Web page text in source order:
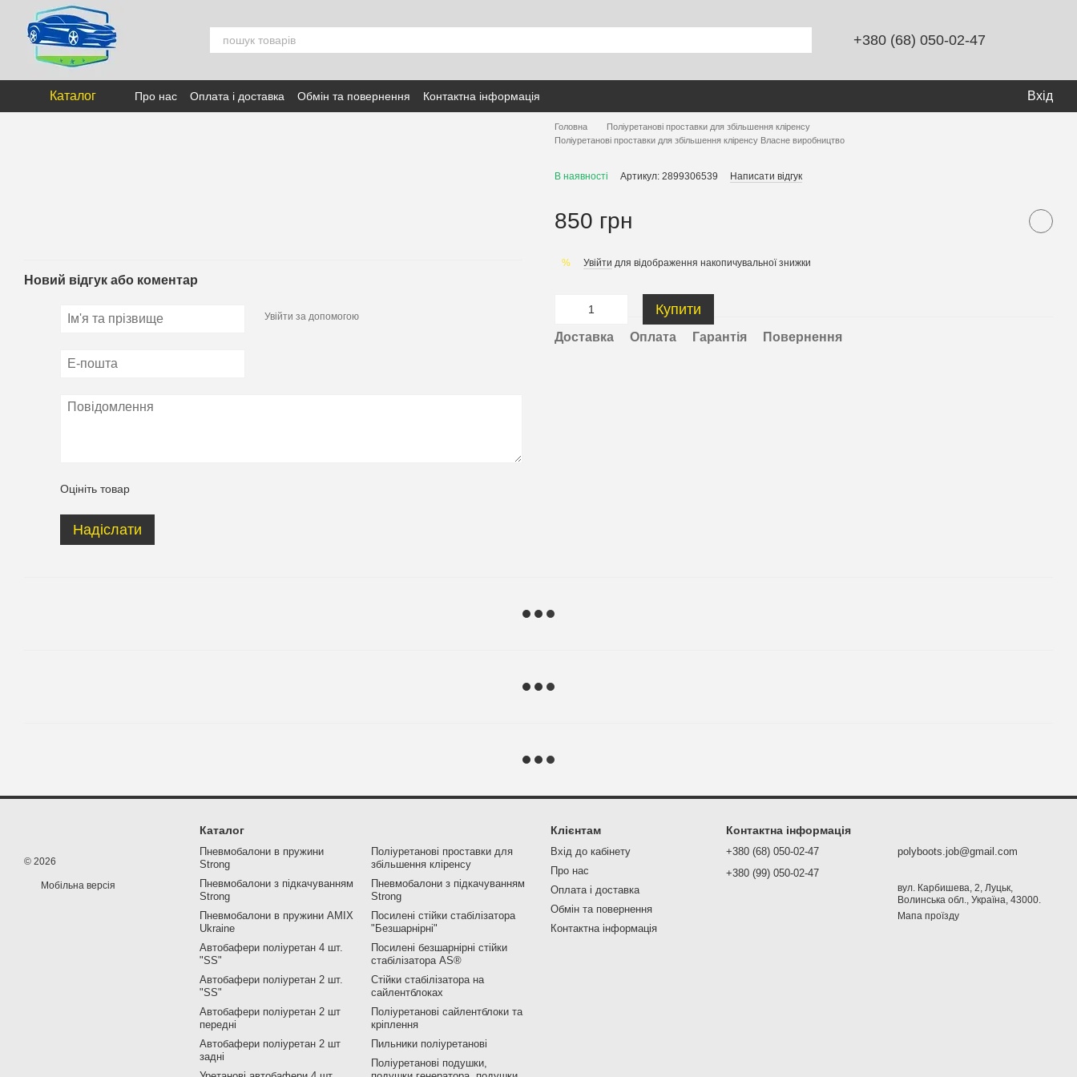
Перейти к основному контенту
+380 (68) 050-02-47
Каталог Про нас Оплата і доставка Обмін та повернення Контактна інформація Вхід
Новий відгук або коментар
Увійти за допомогою
Оцініть товар
Надіслати
Головна
Поліуретанові проставки для збільшення кліренсу
Поліуретанові проставки для збільшення кліренсу Власне виробництво
В наявності Артикул: 2899306539 Написати відгук
850 грн
% Увійти для відображення накопичувальної знижки
Купити
Доставка Оплата Гарантія Повернення
© 2026
Мобільна версія
Каталог
Пневмобалони в пружини
Strong
Пневмобалони з підкачуванням
Strong
Пневмобалони в пружини AMIX
Ukraine
Автобафери поліуретан 4 шт.
"SS"
Автобафери поліуретан 2 шт.
"SS"
Автобафери поліуретан 2 шт
передні
Автобафери поліуретан 2 шт
задні
Поліуретанові проставки для
збільшення кліренсу
Пневмобалони з підкачуванням
Strong
Посилені стійки стабілізатора
"Безшарнірні"
Посилені безшарнірні стійки
стабілізатора AS®
Стійки стабілізатора на
сайлентблоках
Поліуретанові сайлентблоки та
кріплення
Пильники поліуретанові
Поліуретанові подушки,
Клієнтам
Вхід до кабінету
Про нас
Оплата і доставка
Обмін та повернення
Контактна інформація
Контактна інформація
+380 (68) 050-02-47
+380 (99) 050-02-47
polyboots.job@gmail.com
вул. Карбишева, 2, Луцьк,
Волинська обл., Україна, 43000.
Мапа проїзду